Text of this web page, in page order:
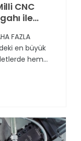
CNC
ile
FAZLA
en büyük
hem...